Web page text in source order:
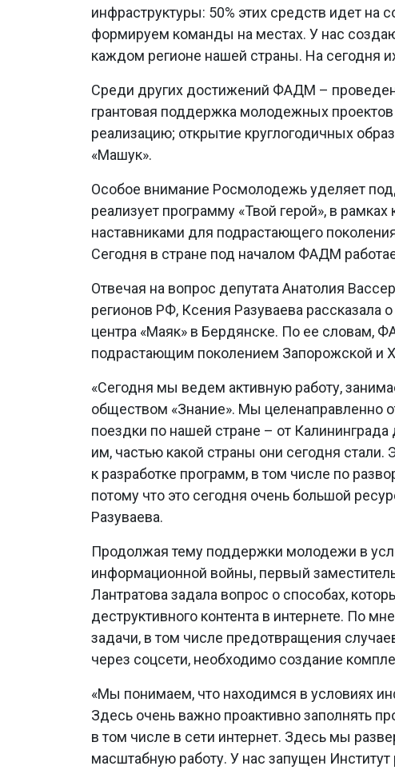
инфраструктуры: 50% этих средств идет
формируем команды на местах. У нас
каждом регионе нашей страны. На сегодня
Среди других достижений ФАДМ –
грантовая поддержка молодежных
реализацию; открытие круглогодичных
«Машук».
Особое внимание Росмолодежь уделяет
реализует программу «Твой герой», в
наставниками для подрастающего
Сегодня в стране под началом ФАДМ
Отвечая на вопрос депутата Анатолия
регионов РФ, Ксения Разуваева
центра «Маяк» в Бердянске. По ее словам,
подрастающим поколением Запорожской и
«Сегодня мы ведем активную работу,
обществом «Знание». Мы целенаправленно
поездки по нашей стране – от
им, частью какой страны они сегодня
к разработке программ, в том числе по
потому что это сегодня очень большой
Разуваева.
Продолжая тему поддержки молодежи в
информационной войны, первый
Лантратова задала вопрос о способах,
деструктивного контента в интернете. По
задачи, в том числе предотвращения
через соцсети, необходимо создание
«Мы понимаем, что находимся в условиях
Здесь очень важно проактивно заполнять
в том числе в сети интернет. Здесь мы
масштабную работу. У нас запущен